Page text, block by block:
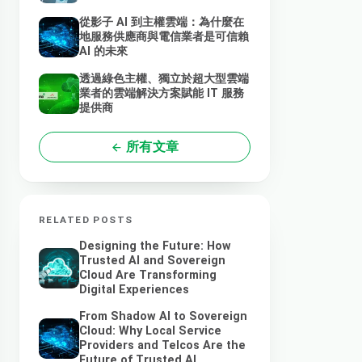
從影子 AI 到主權雲端：為什麼在
地服務供應商與電信業者是可信賴
AI 的未來
透過綠色主權、獨立於超大型雲端
業者的雲端解決方案賦能 IT 服務
提供商
所有文章
RELATED POSTS
Designing the Future: How
Trusted AI and Sovereign
Cloud Are Transforming
Digital Experiences
From Shadow AI to Sovereign
Cloud: Why Local Service
Providers and Telcos Are the